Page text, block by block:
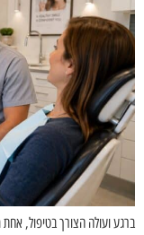
ברגע ועולה הצורך בטיפול,